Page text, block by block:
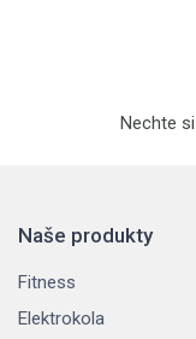
Nechte
Naše produkty
Fitness
Elektrokola